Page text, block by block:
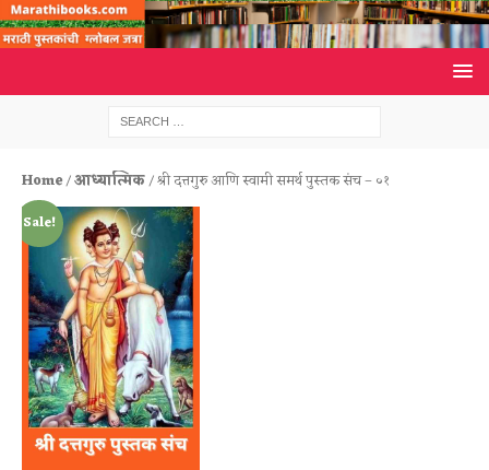
Home/आध्यात्मिक/ श्री दत्तगुरु आणि स्वामी समर्थ पुस्तक संच – ०१
Sale!